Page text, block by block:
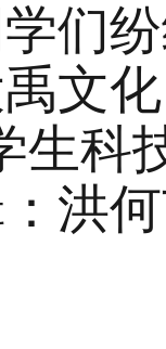
们
文
生科
洪